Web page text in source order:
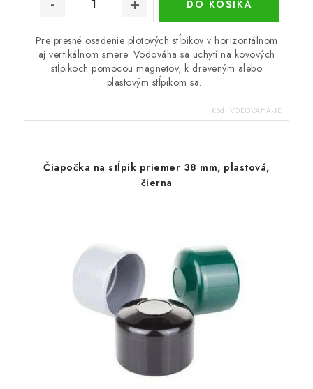
DO KOŠÍKA
Pre presné osadenie plotových stĺpikov v horizontálnom
aj vertikálnom smere. Vodováha sa uchytí na kovových
stĺpikoch pomocou magnetov, k dreveným alebo
plastovým stĺpikom sa...
Kód: VODOVAHA-3D
Čiapočka na stĺpik priemer 38 mm, plastová,
čierna